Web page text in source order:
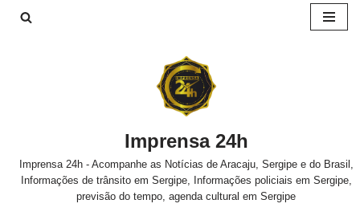
Imprensa 24h
Imprensa 24h - Acompanhe as Notícias de Aracaju, Sergipe e do Brasil,
Informações de trânsito em Sergipe, Informações policiais em Sergipe,
previsão do tempo, agenda cultural em Sergipe